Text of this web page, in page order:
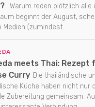
Warum reden plötzlich alle
beginnt der August,
Medien (zumindest...
meets Thai: Rezept
Curry Die thailändische
Küche haben nicht nur
Zubereitung gemeinsam.